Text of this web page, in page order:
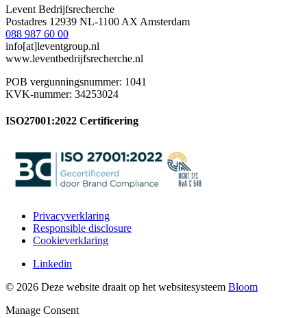
Levent Bedrijfsrecherche
Postadres 12939 NL-1100 AX Amsterdam
088 987 60 00
info[at]leventgroup.nl
www.leventbedrijfsrecherche.nl
POB vergunningsnummer: 1041
KVK-nummer: 34253024
ISO27001:2022 Certificering
Privacyverklaring
Responsible disclosure
Cookieverklaring
Linkedin
© 2026 Deze website draait op het websitesysteem Bloom
Manage Consent